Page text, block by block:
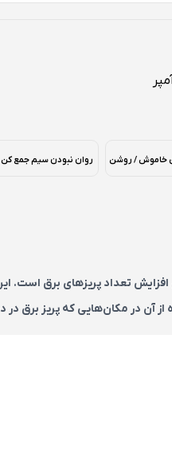
خاموش / روشن روان نبودن سیم جمع کن
افزایش تعداد پریزهای برق است.